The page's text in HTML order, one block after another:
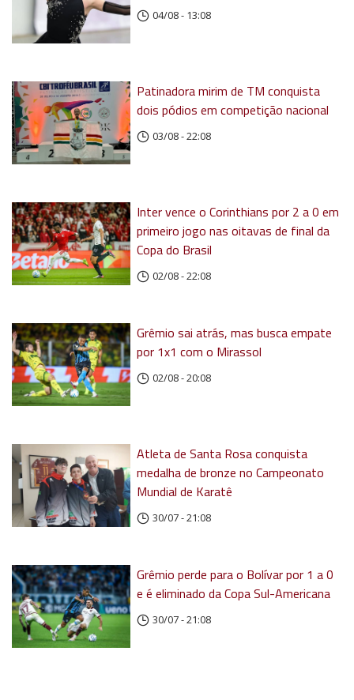
04/08 - 13:08
Patinadora mirim de TM conquista
dois pódios em competição nacional
03/08 - 22:08
Inter vence o Corinthians por 2 a 0 em
primeiro jogo nas oitavas de final da
Copa do Brasil
02/08 - 22:08
Grêmio sai atrás, mas busca empate
por 1x1 com o Mirassol
02/08 - 20:08
Atleta de Santa Rosa conquista
medalha de bronze no Campeonato
Mundial de Karatê
30/07 - 21:08
Grêmio perde para o Bolívar por 1 a 0
e é eliminado da Copa Sul-Americana
30/07 - 21:08